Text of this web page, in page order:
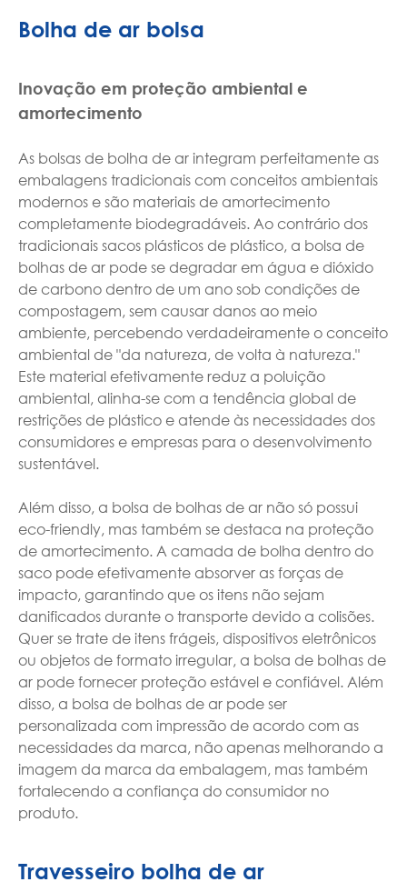
Bolha de ar bolsa
Inovação em proteção ambiental e
amortecimento
As bolsas de bolha de ar integram perfeitamente as
embalagens tradicionais com conceitos ambientais
modernos e são materiais de amortecimento
completamente biodegradáveis. Ao contrário dos
tradicionais sacos plásticos de plástico, a bolsa de
bolhas de ar pode se degradar em água e dióxido
de carbono dentro de um ano sob condições de
compostagem, sem causar danos ao meio
ambiente, percebendo verdadeiramente o conceito
ambiental de "da natureza, de volta à natureza."
Este material efetivamente reduz a poluição
ambiental, alinha-se com a tendência global de
restrições de plástico e atende às necessidades dos
consumidores e empresas para o desenvolvimento
sustentável.
Além disso, a bolsa de bolhas de ar não só possui
eco-friendly, mas também se destaca na proteção
de amortecimento. A camada de bolha dentro do
saco pode efetivamente absorver as forças de
impacto, garantindo que os itens não sejam
danificados durante o transporte devido a colisões.
Quer se trate de itens frágeis, dispositivos eletrônicos
ou objetos de formato irregular, a bolsa de bolhas de
ar pode fornecer proteção estável e confiável. Além
disso, a bolsa de bolhas de ar pode ser
personalizada com impressão de acordo com as
necessidades da marca, não apenas melhorando a
imagem da marca da embalagem, mas também
fortalecendo a confiança do consumidor no
produto.
Travesseiro bolha de ar